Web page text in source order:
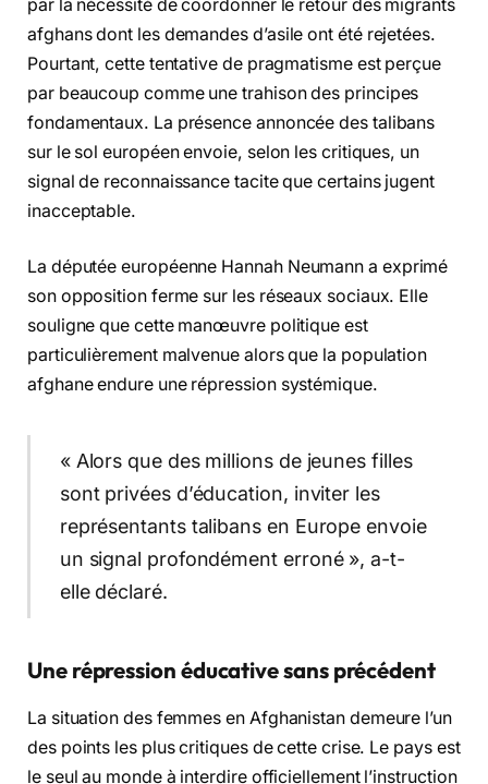
par la nécessité de coordonner le retour des migrants
afghans dont les demandes d’asile ont été rejetées.
Pourtant, cette tentative de pragmatisme est perçue
par beaucoup comme une trahison des principes
fondamentaux. La présence annoncée des talibans
sur le sol européen envoie, selon les critiques, un
signal de reconnaissance tacite que certains jugent
inacceptable.
La députée européenne Hannah Neumann a exprimé
son opposition ferme sur les réseaux sociaux. Elle
souligne que cette manœuvre politique est
particulièrement malvenue alors que la population
afghane endure une répression systémique.
« Alors que des millions de jeunes filles
sont privées d’éducation, inviter les
représentants talibans en Europe envoie
un signal profondément erroné », a-t-
elle déclaré.
Une répression éducative sans précédent
La situation des femmes en Afghanistan demeure l’un
des points les plus critiques de cette crise. Le pays est
le seul au monde à interdire officiellement l’instruction